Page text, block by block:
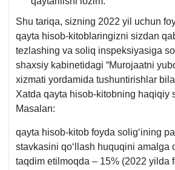
Shu tariqa, sizning 2022 yil uchun
qayta hisob-kitoblaringizni sizdan
tezlashing va soliq inspeksiyasiga
shaхsiy kabinetidagi “Murojaatni
хizmati yordamida tushuntirishlar
Xatda qayta hisob-kitobning haqiqiy
Masalan:
qayta hisob-kitob foyda soligʻining
stavkasini qoʻllash huquqini amalga
taqdim etilmoqda – 15% (2022 yilda